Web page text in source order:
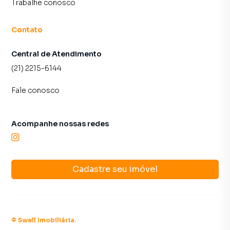
Trabalhe conosco
Contato
Central de Atendimento
(21) 2215-6144
Fale conosco
Cadastre seu imóvel
Acompanhe nossas redes
© Swell Imobiliária.